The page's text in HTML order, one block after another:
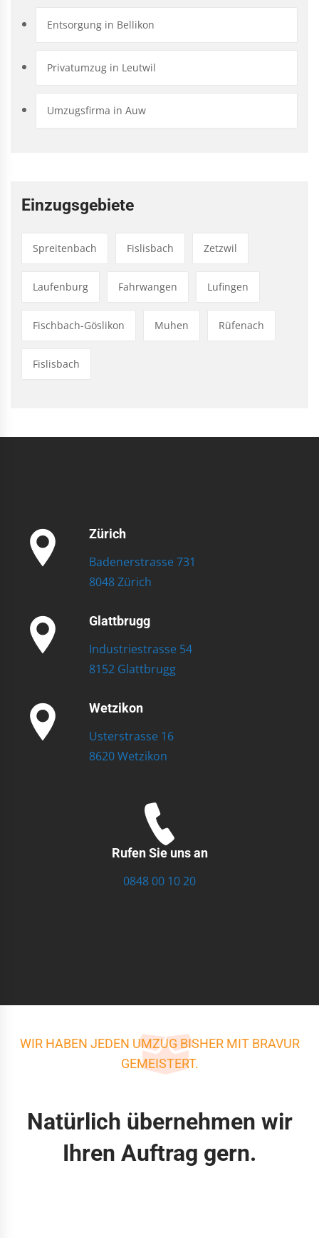
Entsorgung in Bellikon
Privatumzug in Leutwil
Umzugsfirma in Auw
Einzugsgebiete
Spreitenbach Fislisbach Zetzwil
Laufenburg Fahrwangen Lufingen
Fischbach-Göslikon Muhen Rüfenach
Fislisbach
Zürich
Badenerstrasse 731
8048 Zürich
Glattbrugg
Industriestrasse 54
8152 Glattbrugg
Wetzikon
Usterstrasse 16
8620 Wetzikon
Rufen Sie uns an
0848 00 10 20
WIR HABEN JEDEN UMZUG BISHER MIT BRAVUR
GEMEISTERT.
Natürlich übernehmen wir
Ihren Auftrag gern.